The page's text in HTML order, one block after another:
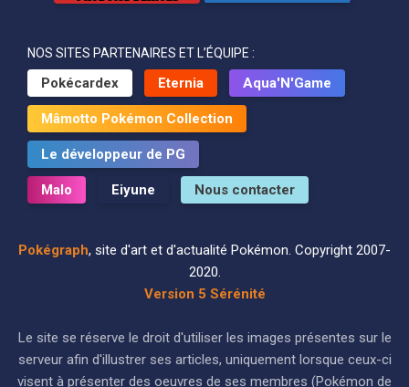
NOS SITES PARTENAIRES ET L’ÉQUIPE :
Pokécardex Eternia Aqua'N'Game
Mâmotto Pokémon Collection
Le développeur de PG
Malo Eiyune Nous contacter
Pokégraph, site d'art et d'actualité Pokémon. Copyright 2007-
2020.
Version 5 Sérénité
Le site se réserve le droit d'utiliser les images présentes sur le
serveur afin d'illustrer ses articles, uniquement lorsque ceux-ci
visent à présenter des oeuvres de ses membres (Pokémon de